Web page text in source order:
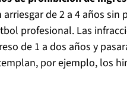
de 2 a 4 años sin
profesional. Las
de 1 a dos años y
por ejemplo, los